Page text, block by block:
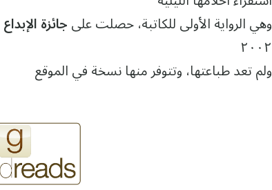
وهي الرواية الأولى للكاتبة، حصلت علىجائزة الإبداع
٢٠٠٢
ولم تعد طباعتها، وتتوفر منها نسخة في الموقع